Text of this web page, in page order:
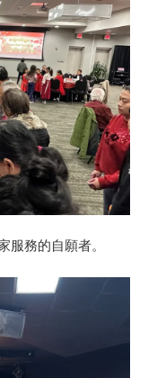
服務的自願者。